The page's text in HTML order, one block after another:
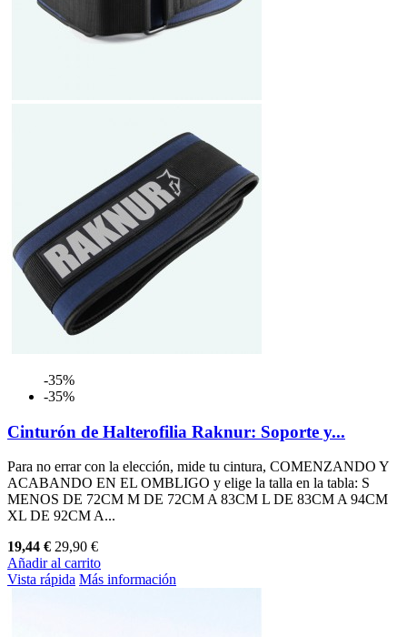
-35%
-35%
Cinturón de Halterofilia Raknur: Soporte y...
Para no errar con la elección, mide tu cintura, COMENZANDO Y
ACABANDO EN EL OMBLIGO y elige la talla en la tabla: S
MENOS DE 72CM M DE 72CM A 83CM L DE 83CM A 94CM
XL DE 92CM A...
19,44 € 29,90 €
Añadir al carrito
Vista rápida Más información